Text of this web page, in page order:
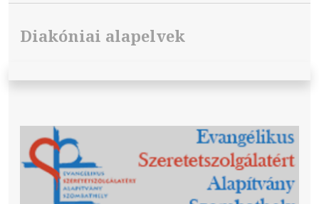
Diakóniai alapelvek